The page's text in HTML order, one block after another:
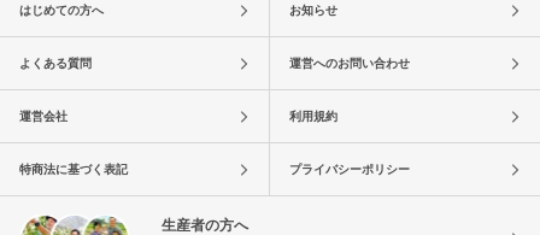
はじめての方へ お知らせ
よくある質問 運営へのお問い合わせ
運営会社 利用規約
特商法に基づく表記 プライバシーポリシー
生産者の方へ